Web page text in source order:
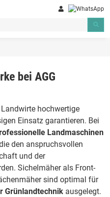
bei AGG
hochwertige
Einsatz garantieren. Bei
Landmaschinen
den anspruchsvollen
und der
Sichelmäher als Front-
sind optimal für
Grünlandtechnik ausgelegt.